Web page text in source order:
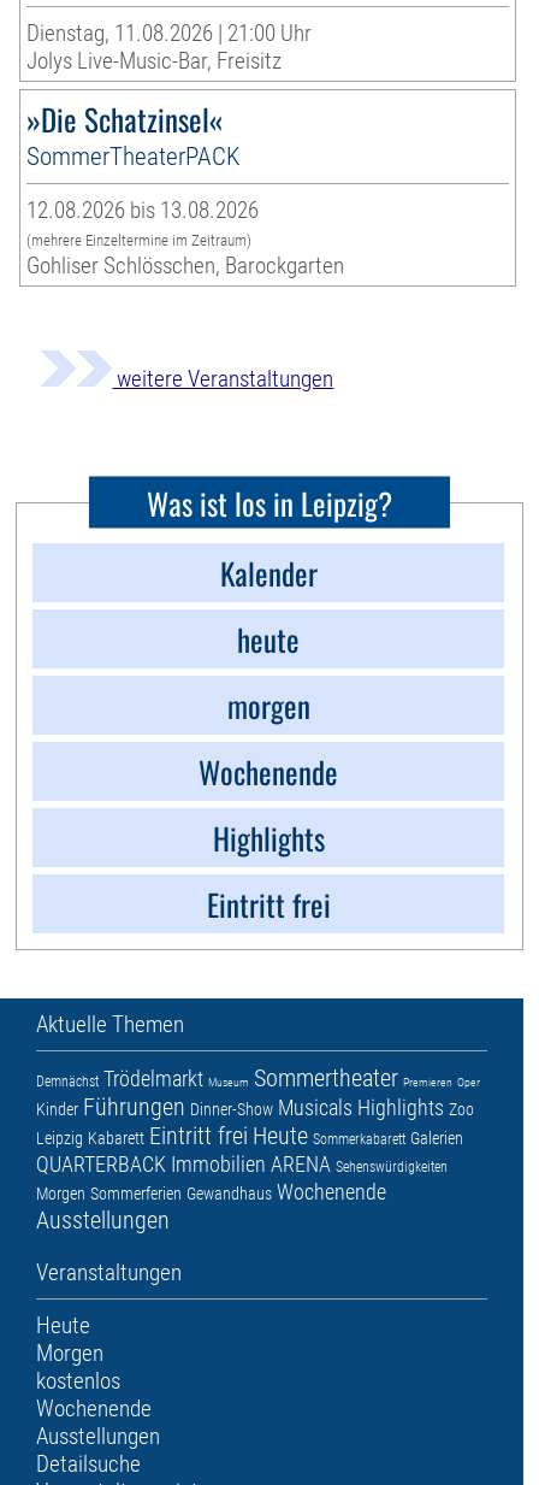
Dienstag, 11.08.2026 | 21:00 Uhr
Jolys Live-Music-Bar, Freisitz
»Die Schatzinsel«
SommerTheaterPACK
12.08.2026 bis 13.08.2026
(mehrere Einzeltermine im Zeitraum)
Gohliser Schlösschen, Barockgarten
weitere Veranstaltungen
Was ist los in Leipzig?
Kalender
heute
morgen
Wochenende
Highlights
Eintritt frei
Aktuelle Themen
Demnächst Trödelmarkt Museum Sommertheater Premieren Oper
Kinder Führungen Dinner-Show Musicals Highlights Zoo
Leipzig Kabarett Eintritt frei Heute Sommerkabarett Galerien
QUARTERBACK Immobilien ARENA Sehenswürdigkeiten
Morgen Sommerferien Gewandhaus Wochenende
Ausstellungen
Veranstaltungen
Heute
Morgen
kostenlos
Wochenende
Ausstellungen
Detailsuche